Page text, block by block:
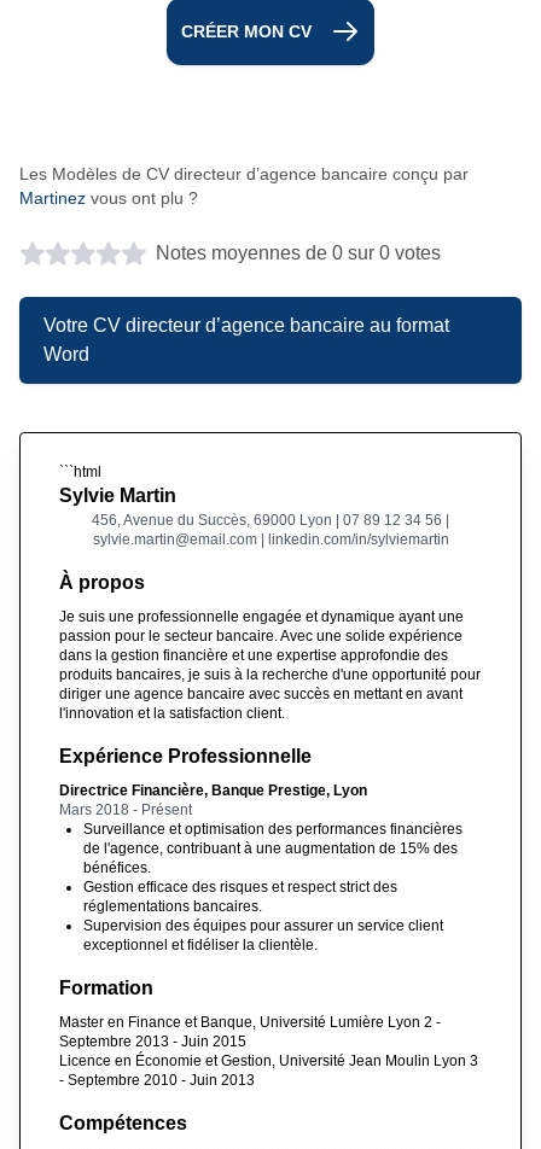
CRÉER MON CV
Les Modèles de CV directeur d’agence bancaire conçu par
Martinez vous ont plu ?
Notes moyennes de 0 sur 0 votes
Votre CV directeur d’agence bancaire au format
Word
```html
Sylvie Martin
456, Avenue du Succès, 69000 Lyon | 07 89 12 34 56 |
sylvie.martin@email.com | linkedin.com/in/sylviemartin
À propos
Je suis une professionnelle engagée et dynamique ayant une
passion pour le secteur bancaire. Avec une solide expérience
dans la gestion financière et une expertise approfondie des
produits bancaires, je suis à la recherche d'une opportunité pour
diriger une agence bancaire avec succès en mettant en avant
l'innovation et la satisfaction client.
Expérience Professionnelle
Directrice Financière, Banque Prestige, Lyon
Mars 2018 - Présent
Surveillance et optimisation des performances financières
de l'agence, contribuant à une augmentation de 15% des
bénéfices.
Gestion efficace des risques et respect strict des
réglementations bancaires.
Supervision des équipes pour assurer un service client
exceptionnel et fidéliser la clientèle.
Formation
Master en Finance et Banque, Université Lumière Lyon 2 -
Septembre 2013 - Juin 2015
Licence en Économie et Gestion, Université Jean Moulin Lyon 3
- Septembre 2010 - Juin 2013
Compétences